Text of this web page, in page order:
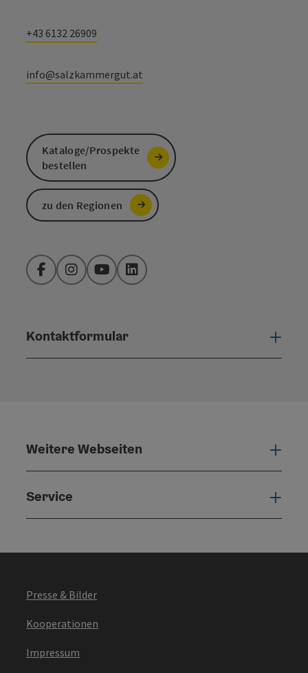
+43 6132 26909
info@salzkammergut.at
Kataloge/Prospekte
bestellen
zu den Regionen
FacebookInstagramYouTubeLinkedIn
Kontaktformular
Weitere Webseiten
Service
Presse & Bilder
Kooperationen
Impressum